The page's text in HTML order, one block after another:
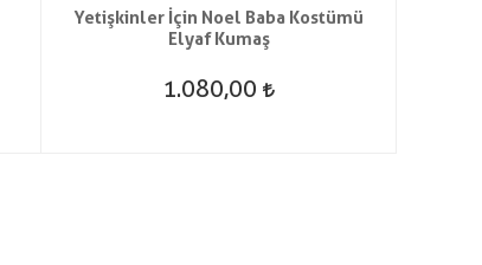
Yetişkinler İçin Noel Baba Kostümü
Elyaf Kumaş
1.080,00